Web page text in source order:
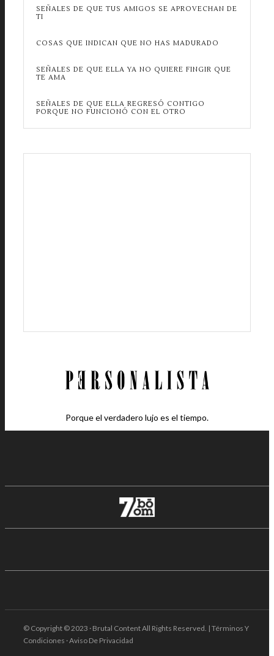
SEÑALES DE QUE TUS AMIGOS SE APROVECHAN DE
TI
COSAS QUE INDICAN QUE NO HAS MADURADO
SEÑALES DE QUE ELLA YA NO QUIERE FINGIR QUE
TE AMA
SEÑALES DE QUE ELLA REGRESÓ CONTIGO
PORQUE NO FUNCIONÓ CON EL OTRO
Porque el verdadero lujo es el tiempo.
© Copyright © 2023 · Brutal Content All Rights Reserved. | Términos Y
Condiciones · Aviso De Privacidad